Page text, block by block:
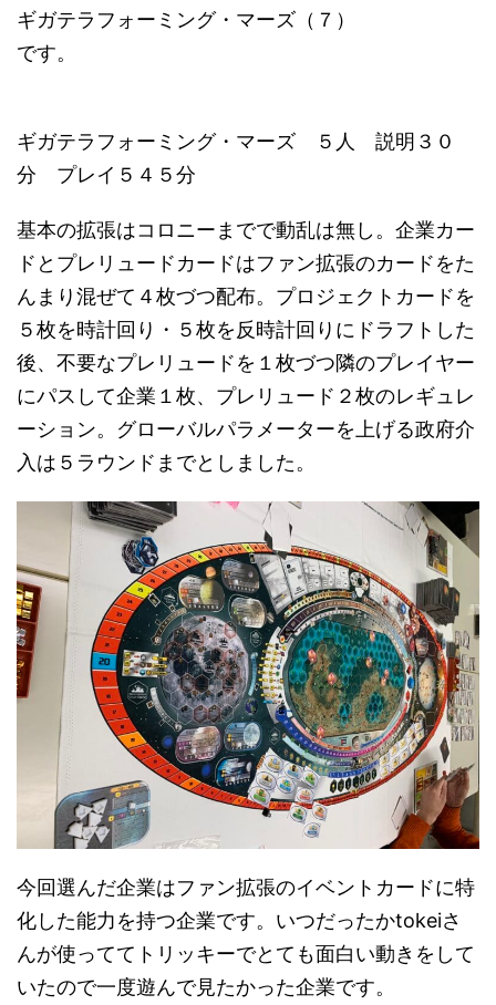
ギガテラフォーミング・マーズ（７）
です。
ギガテラフォーミング・マーズ ５人 説明３０
分 プレイ５４５分
基本の拡張はコロニーまでで動乱は無し。企業カー
ドとプレリュードカードはファン拡張のカードをた
んまり混ぜて４枚づつ配布。プロジェクトカードを
５枚を時計回り・５枚を反時計回りにドラフトした
後、不要なプレリュードを１枚づつ隣のプレイヤー
にパスして企業１枚、プレリュード２枚のレギュレ
ーション。グローバルパラメーターを上げる政府介
入は５ラウンドまでとしました。
今回選んだ企業はファン拡張のイベントカードに特
化した能力を持つ企業です。いつだったかtokeiさ
んが使っててトリッキーでとても面白い動きをして
いたので一度遊んで見たかった企業です。